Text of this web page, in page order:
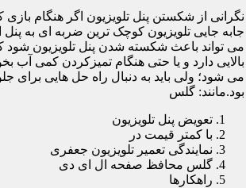
نگرانی از شکستن پنل تلویزیون اگر هنگام بازی
جابه جایی تلویزیون کوچک ترین ضربه ای به
می تواند باعث شکسته شدن پنل تلویزیون شود
بالایی دارد و یا حتی هنگام تمیزکردن کمی آب
می شود؛ ولی باید به دنبال راه حل هایی برای
بود.مانند: گلس
تعویض پنل تلویزیون
با کمتر قیمت در
نمایندگی تعمیر تلویزیون جعفری
گلس محافظ صفحه ال ای دی
راهکارها